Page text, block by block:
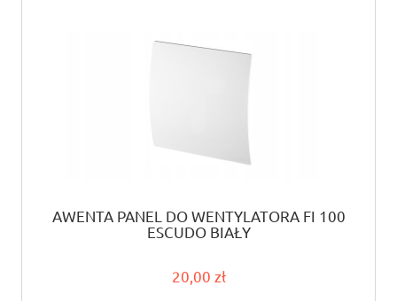
AWENTA PANEL DO WENTYLATORA FI 100
ESCUDO BIAŁY
20,00 zł